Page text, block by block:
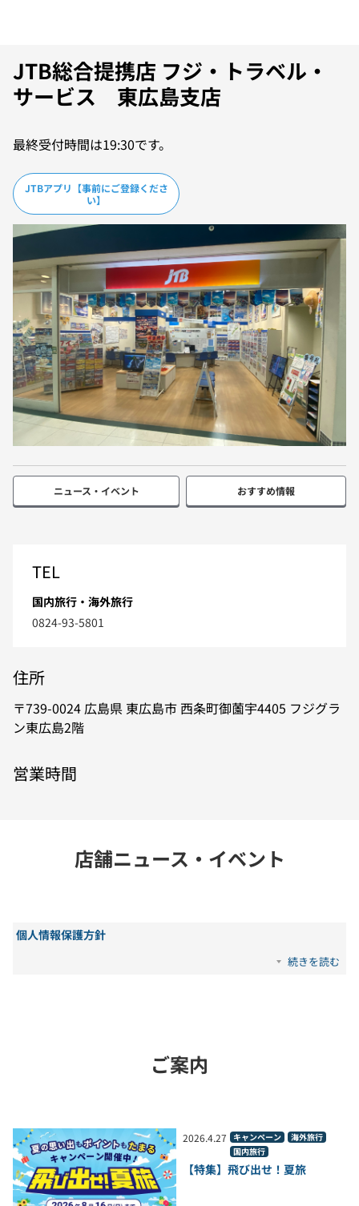
JTB総合提携店 フジ・トラベル・
サービス 東広島支店
最終受付時間は19:30です。
JTBアプリ【事前にご登録くださ
い】
ニュース・イベント おすすめ情報
TEL
国内旅行・海外旅行
0824-93-5801
住所
739-0024 広島県 東広島市 西条町御薗宇4405 フジグラ
ン東広島2階
営業時間
店舗ニュース・イベント
個人情報保護方針
続きを読む
ご案内
2026.4.27 キャンペーン
海外旅行
国内旅行
【特集】飛び出せ！夏旅